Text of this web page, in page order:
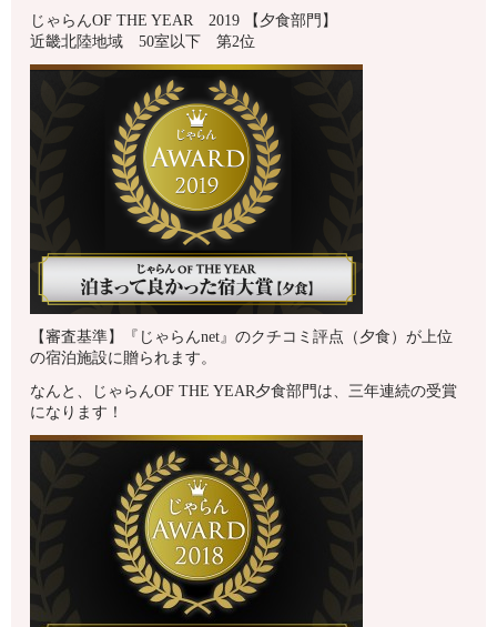
じゃらんOF THE YEAR 2019 【夕食部門】
近畿北陸地域 50室以下 第2位
【審査基準】『じゃらんnet』のクチコミ評点（夕食）が上位
の宿泊施設に贈られます。
なんと、じゃらんOF THE YEAR夕食部門は、三年連続の受賞
になります！